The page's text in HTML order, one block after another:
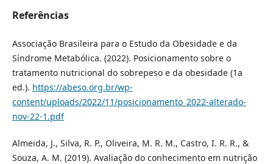
Referências
Associação Brasileira para o Estudo da Obesidade e da
Síndrome Metabólica. (2022). Posicionamento sobre o
tratamento nutricional do sobrepeso e da obesidade (1a
ed.). https://abeso.org.br/wp-
content/uploads/2022/11/posicionamento_2022-alterado-
nov-22-1.pdf
Almeida, J., Silva, R. P., Oliveira, M. R. M., Castro, I. R. R., &
Souza, A. M. (2019). Avaliação do conhecimento em nutrição